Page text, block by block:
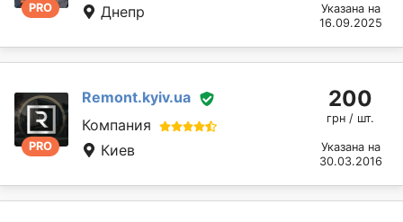
PRO
Днепр
Указана на
16.09.2025
PRO
Remont.kyiv.ua
Компания
Киев
200
грн / шт.
Указана на
30.03.2016